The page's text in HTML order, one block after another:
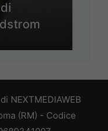
NEXTMEDIAWEB
(RM) - Codice